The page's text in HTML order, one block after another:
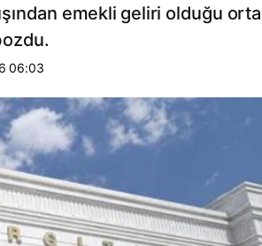
emekli geliri olduğu
06:03